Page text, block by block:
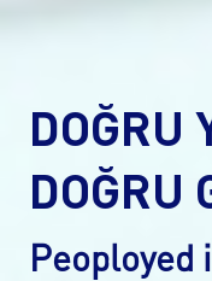
DOĞRU
DOĞRU
Peoployed